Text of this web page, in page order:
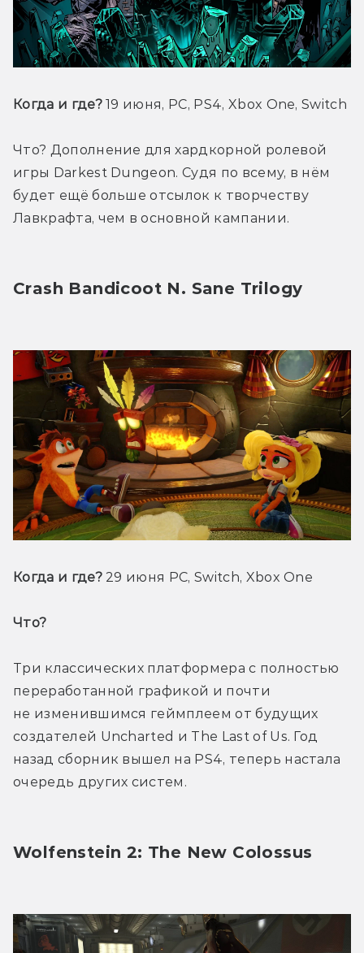
Когда и где? 19 июня, PC, PS4, Xbox One, Switch
Что? Дополнение для хардкорной ролевой
игры Darkest Dungeon. Судя по всему, в нём
будет ещё больше отсылок к творчеству
Лавкрафта, чем в основной кампании.
Crash Bandicoot N. Sane Trilogy
Когда и где? 29 июня PC, Switch, Xbox One
Что?
Три классических платформера с полностью
переработанной графикой и почти
не изменившимся геймплеем от будущих
создателей Uncharted и The Last of Us. Год
назад сборник вышел на PS4, теперь настала
очередь других систем.
Wolfenstein 2: The New Colossus